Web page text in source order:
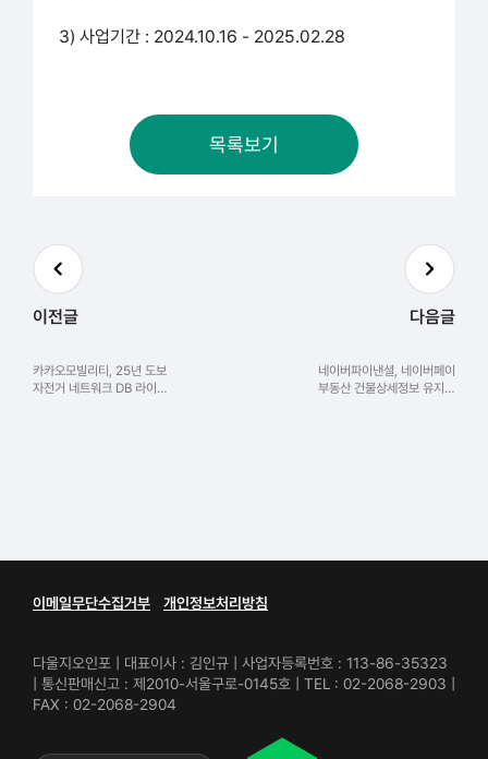
3) 사업기간 : 2024.10.16 - 2025.02.28
목록보기
이전글
카카오모빌리티, 25년 도보
자전거 네트워크 DB 라이센
다음글
네이버파이낸셜, 네이버페이
부동산 건물상세정보 유지보
이메일무단수집거부 개인정보처리방침
다울지오인포 | 대표이사 : 김인규 | 사업자등록번호 : 113-86-35323
| 통신판매신고 : 제2010-서울구로-0145호 | TEL : 02-2068-2903 |
FAX : 02-2068-2904